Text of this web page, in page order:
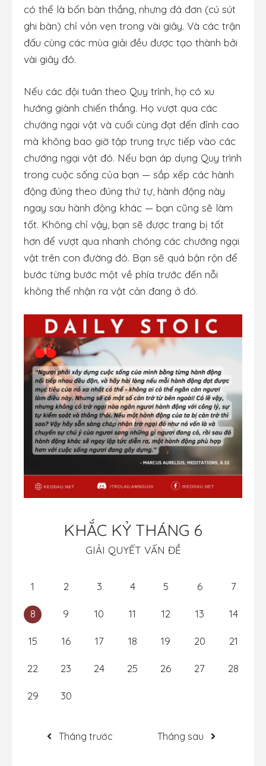
có thể là bốn bàn thắng, nhưng đá đơn (cú sút
ghi bàn) chỉ vỏn vẹn trong vài giây. Và các trận
đấu cùng các mùa giải đều được tạo thành bởi
vài giây đó.
Nếu các đội tuân theo Quy trình, họ có xu
hướng giành chiến thắng. Họ vượt qua các
chướng ngại vật và cuối cùng đạt đến đỉnh cao
mà không bao giờ tập trung trực tiếp vào các
chướng ngại vật đó. Nếu bạn áp dụng Quy trình
trong cuộc sống của bạn — sắp xếp các hành
động đúng theo đúng thứ tự, hành động này
ngay sau hành động khác — bạn cũng sẽ làm
tốt. Không chỉ vậy, bạn sẽ được trang bị tốt
hơn để vượt qua nhanh chóng các chướng ngại
vật trên con đường đó. Bạn sẽ quá bận rộn để
bước từng bước một về phía trước đến nỗi
không thể nhận ra vật cản đang ở đó.
KHẮC KỶ THÁNG 6
GIẢI QUYẾT VẤN ĐỀ
1 2 3 4 5 6 7
8 9 10 11 12 13 14
15 16 17 18 19 20 21
22 23 24 25 26 27 28
29 30
Tháng trước Tháng sau